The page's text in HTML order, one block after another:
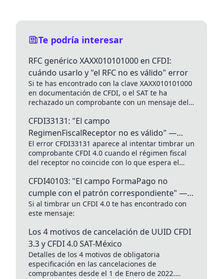
Te podría interesar
RFC genérico XAXX010101000 en CFDI:
cuándo usarlo y "el RFC no es válido" error
Si te has encontrado con la clave XAXX010101000
en documentación de CFDI, o el SAT te ha
rechazado un comprobante con un mensaje del
CFDI33131: "El campo
RegimenFiscalReceptor no es válido" —
Error CFDI SAT México
El error CFDI33131 aparece al intentar timbrar un
comprobante CFDI 4.0 cuando el régimen fiscal
del receptor no coincide con lo que espera el
CFDI40103: "El campo FormaPago no
cumple con el patrón correspondiente" —
Error CFDI 4.0 México
Si al timbrar un CFDI 4.0 te has encontrado con
este mensaje:
Los 4 motivos de cancelación de UUID CFDI
3.3 y CFDI 4.0 SAT-México
Detalles de los 4 motivos de obligatoria
especificación en las cancelaciones de
comprobantes desde el 1 de Enero de 2022.